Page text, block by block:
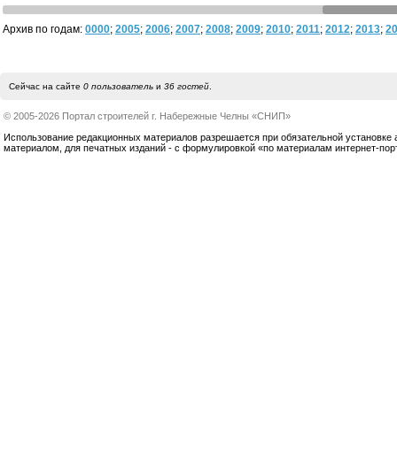
Архив по годам: 0000; 2005; 2006; 2007; 2008; 2009; 2010; 2011; 2012; 2013;
Сейчас на сайте 0 пользовательи 36 гостей.
© 2005-2026 Портал строителей г. Набережные Челны «СНИП»
Использование редакционных материалов разрешается при обязательной установке
материалом, для печатных изданий - с формулировкой «по материалам интернет-